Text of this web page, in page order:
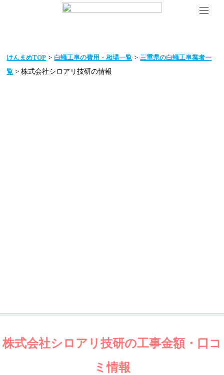
けんまめTOP > 白蟻工事の費用・相場一覧 > 三重県の白蟻工事業者一
覧 > 株式会社シロアリ技研の情報
株式会社シロアリ技研の工事金額・口コ
ミ情報